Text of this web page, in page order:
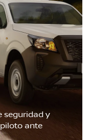
seguridad y
ante